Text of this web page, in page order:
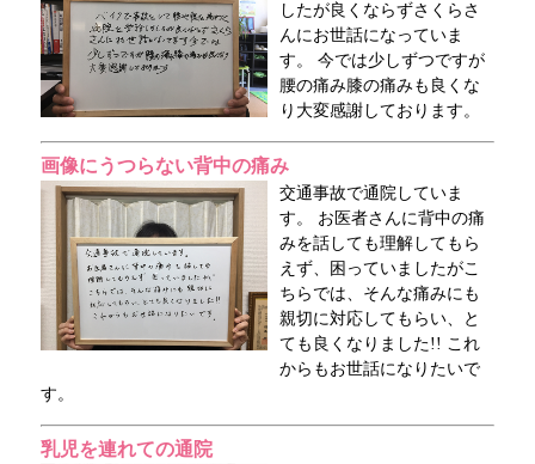
したが良くならずさくらさ
んにお世話になっていま
す。 今では少しずつですが
腰の痛み膝の痛みも良くな
り大変感謝しております。
画像にうつらない背中の痛み
交通事故で通院していま
す。 お医者さんに背中の痛
みを話しても理解してもら
えず、困っていましたがこ
ちらでは、そんな痛みにも
親切に対応してもらい、と
ても良くなりました!! これ
からもお世話になりたいで
す。
乳児を連れての通院